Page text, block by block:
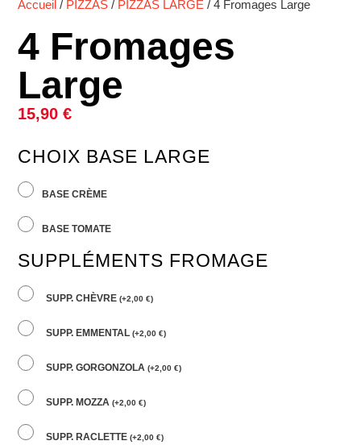
Accueil / PIZZAS / PIZZAS LARGE / 4 Fromages Large
4 Fromages
Large
15,90€
CHOIX BASE LARGE
BASE CRÈME
BASE TOMATE
SUPPLÉMENTS FROMAGE
SUPP. CHÈVRE(+2,00€)
SUPP. EMMENTAL(+2,00€)
SUPP. GORGONZOLA(+2,00€)
SUPP. MOZZA(+2,00€)
SUPP. RACLETTE(+2,00€)